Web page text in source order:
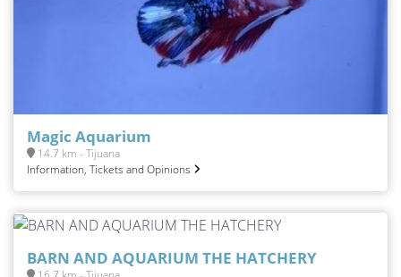
Magic Aquarium
14.7 km - Tijuana
Information, Tickets and Opinions
BARN AND AQUARIUM THE HATCHERY